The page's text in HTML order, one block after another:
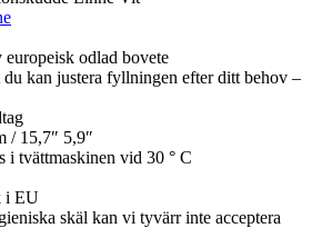
odlad bovete
kan justera fyllningen efter ditt behov –
/ 15,7″ 5,9″
i tvättmaskinen vid 30 ° C
i EU
skäl kan vi tyvärr inte acceptera